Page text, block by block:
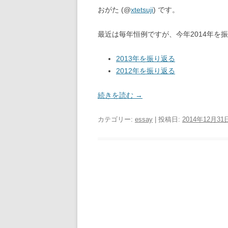
おがた (@xtetsuji) です。
最近は毎年恒例ですが、今年2014年を
2013年を振り返る
2012年を振り返る
続きを読む →
カテゴリー: essay | 投稿日: 2014年12月31